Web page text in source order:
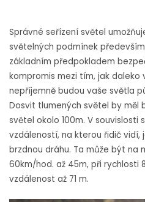
Správné seřízení světel
světelných podmínek
základním předpokladem
kompromis mezi tím, jak
nepříjemně budou vaše světla
Dosvit tlumených světel by měl
světel okolo 100m. V
vzdáleností, na kterou řidič vidí,
brzdnou dráhu. Ta může být na
60km/hod. až 45m, při rychlosti
vzdálenost až 71 m.